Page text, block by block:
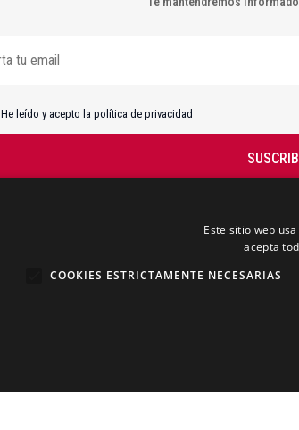
He leído y acepto la política de privacidad
Este sitio web
acepta
COOKIES ESTRICTAMENTE NECESARIAS